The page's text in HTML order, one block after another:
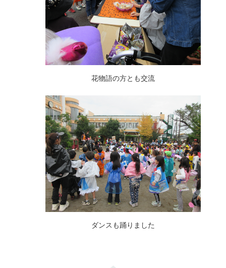
花物語の方とも交流
ダンスも踊りました